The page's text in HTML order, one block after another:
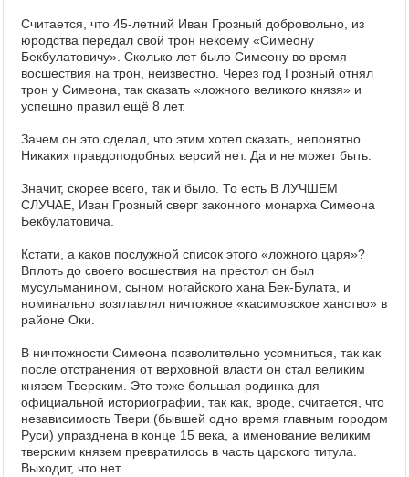
Считается, что 45-летний Иван Грозный добровольно, из
юродства передал свой трон некоему «Симеону
Бекбулатовичу». Сколько лет было Симеону во время
восшествия на трон, неизвестно. Через год Грозный отнял
трон у Симеона, так сказать «ложного великого князя» и
успешно правил ещё 8 лет.
Зачем он это сделал, что этим хотел сказать, непонятно.
Никаких правдоподобных версий нет. Да и не может быть.
Значит, скорее всего, так и было. То есть В ЛУЧШЕМ
СЛУЧАЕ, Иван Грозный сверг законного монарха Симеона
Бекбулатовича.
Кстати, а каков послужной список этого «ложного царя»?
Вплоть до своего восшествия на престол он был
мусульманином, сыном ногайского хана Бек-Булата, и
номинально возглавлял ничтожное «касимовское ханство» в
районе Оки.
В ничтожности Симеона позволительно усомниться, так как
после отстранения от верховной власти он стал великим
князем Тверским. Это тоже большая родинка для
официальной историографии, так как, вроде, считается, что
независимость Твери (бывшей одно время главным городом
Руси) упразднена в конце 15 века, а именование великим
тверским князем превратилось в часть царского титула.
Выходит, что нет.